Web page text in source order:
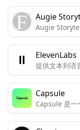
Augie
Augie
睡前故事的服
ElevenLabs
提供文本到语
发者和企业。
Capsule
Capsule 是一
频编辑器。它
10 倍，并且